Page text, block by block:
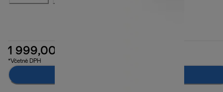
1 999,00 Kč
*Včetně DPH